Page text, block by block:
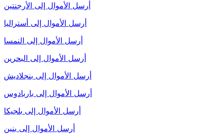
أرسل الأموال إلى الأرجنتين
أرسل الأموال إلى أستراليا
أرسل الأموال إلى النمسا
أرسل الأموال إلى البحرين
أرسل الأموال إلى بنجلاديش
أرسل الأموال إلى باربادوس
أرسل الأموال إلى بلجيكا
أرسل الأموال إلى بنين